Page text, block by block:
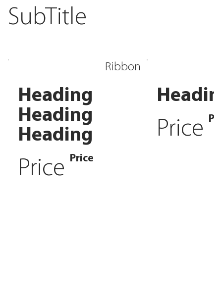
SubTitle
Ribbon
Heading
Heading
Heading
Price Price
Price